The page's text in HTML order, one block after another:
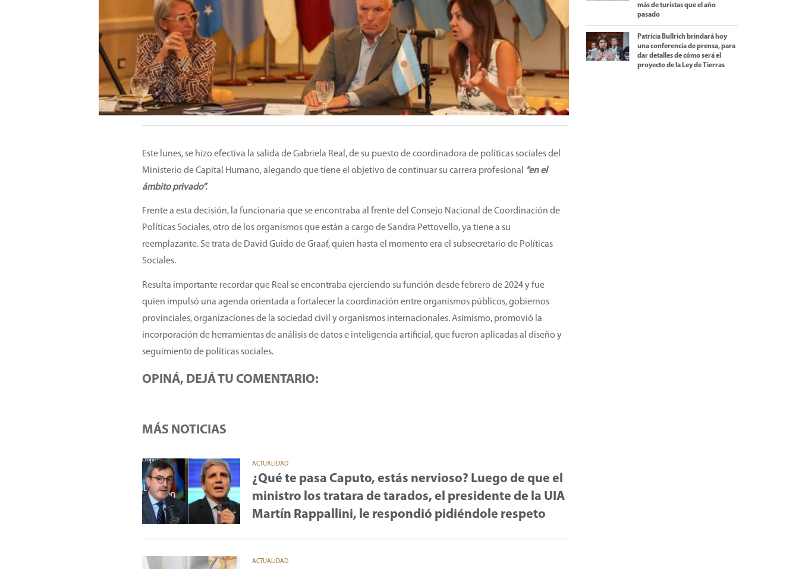
Este lunes, se hizo efectiva la salida de Gabriela Real, de su puesto de coordinadora de políticas sociales del
Ministerio de Capital Humano, alegando que tiene el objetivo de continuar su carrera profesional “en el
ámbito privado”.
Frente a esta decisión, la funcionaria que se encontraba al frente del Consejo Nacional de Coordinación de
Políticas Sociales, otro de los organismos que están a cargo de Sandra Pettovello, ya tiene a su
reemplazante. Se trata de David Guido de Graaf, quien hasta el momento era el subsecretario de Políticas
Sociales.
Resulta importante recordar que Real se encontraba ejerciendo su función desde febrero de 2024 y fue
quien impulsó una agenda orientada a fortalecer la coordinación entre organismos públicos, gobiernos
provinciales, organizaciones de la sociedad civil y organismos internacionales. Asimismo, promovió la
incorporación de herramientas de análisis de datos e inteligencia artificial, que fueron aplicadas al diseño y
seguimiento de políticas sociales.
OPINÁ, DEJÁ TU COMENTARIO:
MÁS NOTICIAS
ACTUALIDAD
¿Qué te pasa Caputo, estás nervioso? Luego de que el
ministro los tratara de tarados, el presidente de la UIA
Martín Rappallini, le respondió pidiéndole respeto
ACTUALIDAD
más de turistas que el año
pasado
Patricia Bullrich brindará hoy
una conferencia de prensa, para
dar detalles de cómo será el
proyecto de la Ley de Tierras